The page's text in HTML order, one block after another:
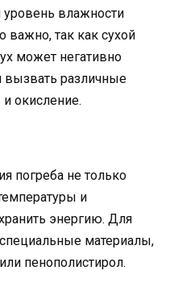
влажности
важно, так как сухой
может негативно
вызвать различные
окисление.
погреба не только
и
энергию. Для
материалы,
пенополистирол.